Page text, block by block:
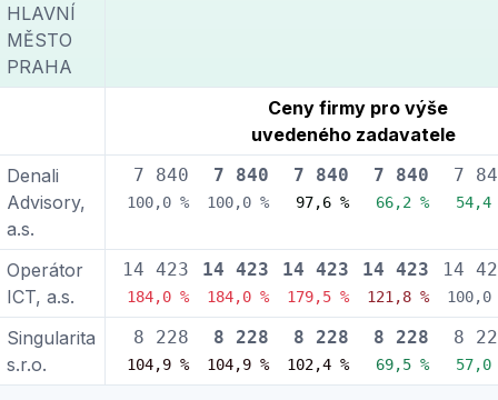
HLAVNÍ
MĚSTO
PRAHA
Ceny firmy pro výše
uvedeného zadavatele
Denali
Advisory,
a.s.
7 840
100,0 %
7 840
100,0 %
7 840
97,6 %
7 840
66,2 %
7
54,4
Operátor
ICT, a.s.
14 423
184,0 %
14 423
184,0 %
14 423
179,5 %
14 423
121,8 %
14
100,0
Singularita
s.r.o.
8 228
104,9 %
8 228
104,9 %
8 228
102,4 %
8 228
69,5 %
8
57,0